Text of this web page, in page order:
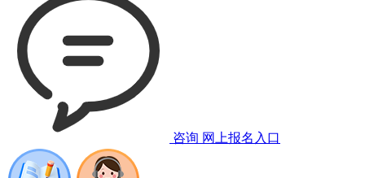
咨询 网上报名入口